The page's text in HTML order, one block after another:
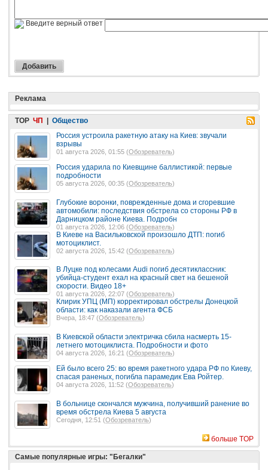
Введите верный ответ
Реклама
TOP ЧП | Общество
Россия устроила ракетную атаку на Киев: звучали
взрывы
01 августа 2026, 01:55 (Обозреватель)
Россия ударила по Киевщине баллистикой: первые
подробности
05 августа 2026, 00:35 (Обозреватель)
Глубокие воронки, поврежденные дома и сгоревшие
автомобили: последствия обстрела со стороны РФ в
Дарницком районе Киева. Подробн
01 августа 2026, 12:06 (Обозреватель)
В Киеве на Васильковской произошло ДТП: погиб
мотоциклист.
02 августа 2026, 15:42 (Обозреватель)
В Луцке под колесами Audi погиб десятиклассник:
убийца-студент ехал на красный свет на бешеной
скорости. Видео 18+
01 августа 2026, 22:07 (Обозреватель)
Клирик УПЦ (МП) корректировал обстрелы Донецкой
области: как наказали агента ФСБ
Вчера, 18:47 (Обозреватель)
В Киевской области электричка сбила насмерть 15-
летнего мотоциклиста. Подробности и фото
04 августа 2026, 16:21 (Обозреватель)
Ей было всего 25: во время ракетного удара РФ по Киеву,
спасая раненых, погибла парамедик Ева Ройтер.
04 августа 2026, 11:52 (Обозреватель)
В больнице скончался мужчина, получивший ранение во
время обстрела Киева 5 августа
Сегодня, 12:51 (Обозреватель)
больше TOP
Самые популярные игры: "Бегалки"